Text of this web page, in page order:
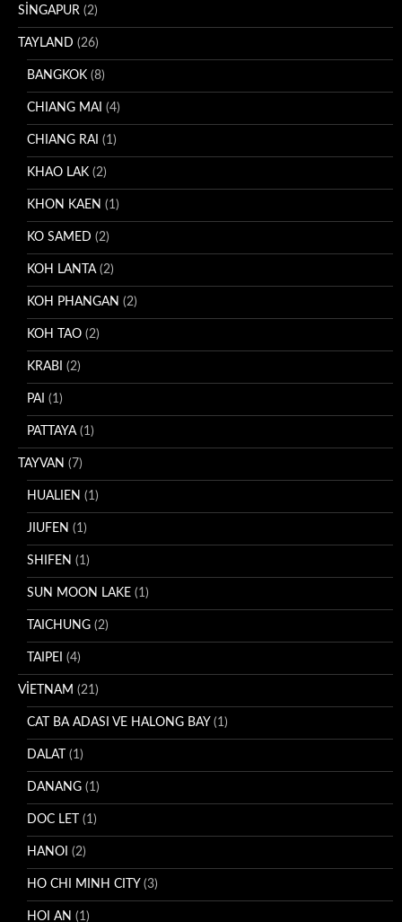
SİNGAPUR (2)
TAYLAND (26)
BANGKOK (8)
CHIANG MAI (4)
CHIANG RAI (1)
KHAO LAK (2)
KHON KAEN (1)
KO SAMED (2)
KOH LANTA(2)
KOH PHANGAN (2)
KOH TAO (2)
KRABI (2)
PAI (1)
PATTAYA(1)
TAYVAN (7)
HUALIEN (1)
JIUFEN (1)
SHIFEN (1)
SUN MOON LAKE (1)
TAICHUNG (2)
TAIPEI (4)
VİETNAM (21)
CAT BA ADASI VE HALONG BAY (1)
DALAT (1)
DANANG (1)
DOC LET (1)
HANOI (2)
HO CHI MINH CITY (3)
HOI AN (1)